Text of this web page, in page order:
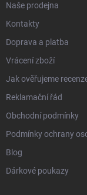
Naše prodejna
Kontakty
Doprava a platba
Vrácení zboží
Jak ověřujeme
Reklamační řád
Obchodní podmínky
Podmínky ochrany
Blog
Dárkové poukazy